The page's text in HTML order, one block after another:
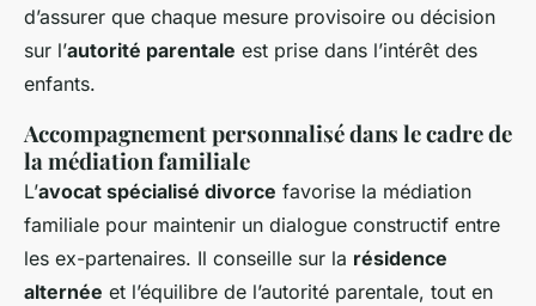
d’assurer que chaque mesure provisoire ou décision
sur l’autorité parentale est prise dans l’intérêt des
enfants.
Accompagnement personnalisé dans le cadre de
la médiation familiale
L’avocat spécialisé divorce favorise la médiation
familiale pour maintenir un dialogue constructif entre
les ex-partenaires. Il conseille sur la résidence
alternée et l’équilibre de l’autorité parentale, tout en